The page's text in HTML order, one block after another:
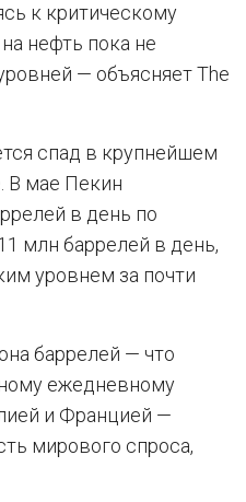
к критическому
нефть пока не
— объясняет The
спад в крупнейшем
В мае Пекин
в день по
млн баррелей в день,
уровнем за почти
баррелей — что
ежедневному
и Францией —
мирового спроса,